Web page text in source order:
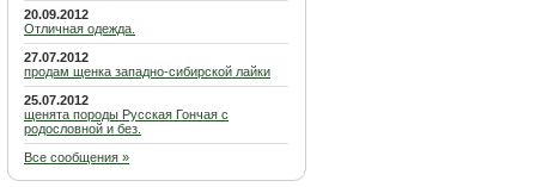
20.09.2012
Отличная одежда.
27.07.2012
продам щенка западно-сибирской лайки
25.07.2012
щенята породы Русская Гончая с
родословной и без.
Все сообщения »